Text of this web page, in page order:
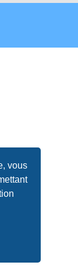
vous